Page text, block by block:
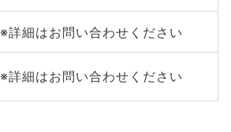
※詳細はお問い合わせください
※詳細はお問い合わせください